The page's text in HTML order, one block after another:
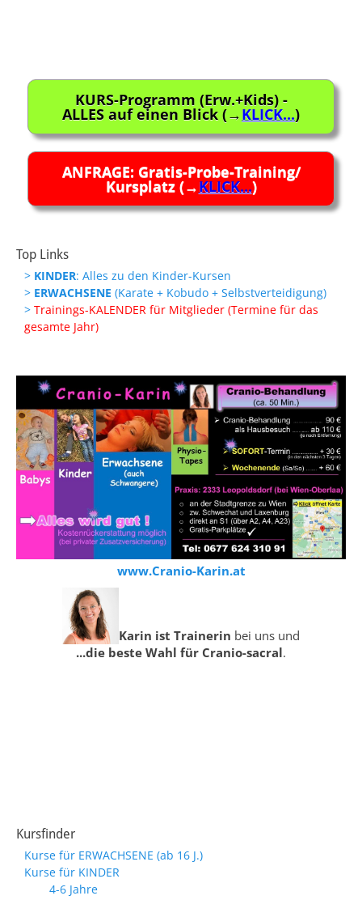
KURS-Programm (Erw.+Kids) -
ALLES auf einen Blick (→KLICK...)
ANFRAGE: Gratis-Probe-Training/
Kursplatz (→KLICK...)
Top Links
> KINDER: Alles zu den Kinder-Kursen
> ERWACHSENE (Karate + Kobudo + Selbstverteidigung)
> Trainings-KALENDER für Mitglieder (Termine für das
gesamte Jahr)
www.Cranio-Karin.at
Karin ist Trainerin bei uns und
...die beste Wahl für Cranio-sacral.
Kursfinder
Kurse für ERWACHSENE (ab 16 J.)
Kurse für KINDER
4-6 Jahre